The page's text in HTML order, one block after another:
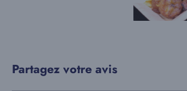
Partagez votre avis